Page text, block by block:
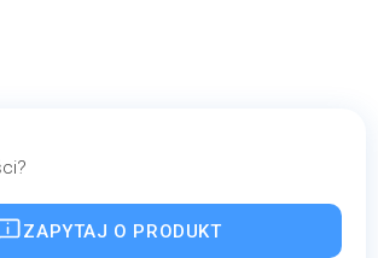
ZAPYTAJ O PRODUKT